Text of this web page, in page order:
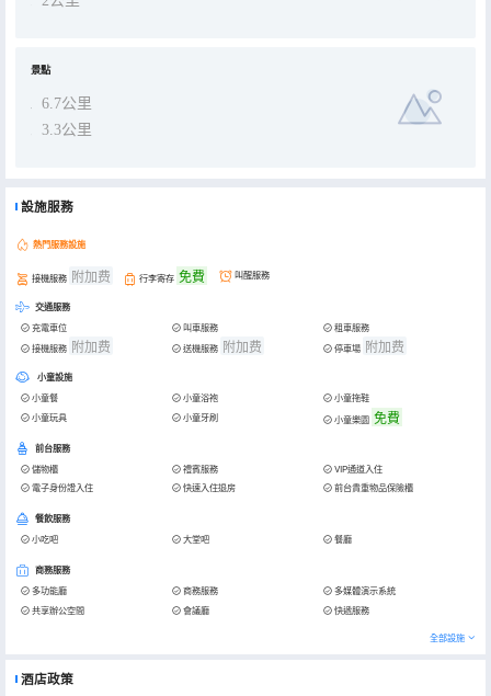
景點
6.7公里
3.3公里
設施服務
熱門服務設施
接機服務 附加费 行李寄存 免費 叫醒服務
交通服務
充電車位 叫車服務
租車服務
接機服務 附加费 送機服務 附加费 停車場 附加费
小童設施
小童餐 小童浴袍
小童拖鞋
小童玩具
小童牙刷 小童樂園 免費
前台服務
儲物櫃 禮賓服務
VIP通道入住
電子身份證入住
快速入住退房 前台貴重物品保險櫃
餐飲服務
小吃吧 大堂吧 餐廳
商務服務
多功能廳 商務服務
多媒體演示系統
共享辦公空間
會議廳 快遞服務
全部設施
酒店政策